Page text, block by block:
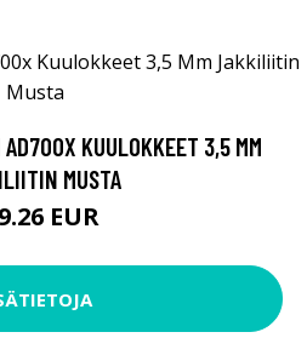
KUULOKKEET 3,5 MM
MUSTA
EUR